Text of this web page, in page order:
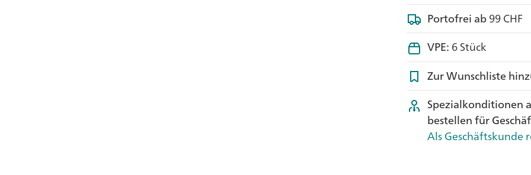
Portofrei ab99 CHF
VPE:6 Stück
Zur Wunschliste
Spezialkonditionen
bestellen für
Als Geschäftskunde